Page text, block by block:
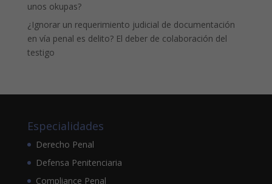
unos okupas?
¿Ignorar un requerimiento judicial de documentación
en vía penal es delito? El deber de colaboración del
testigo
Especialidades
Derecho Penal
Defensa Penitenciaria
Compliance Penal